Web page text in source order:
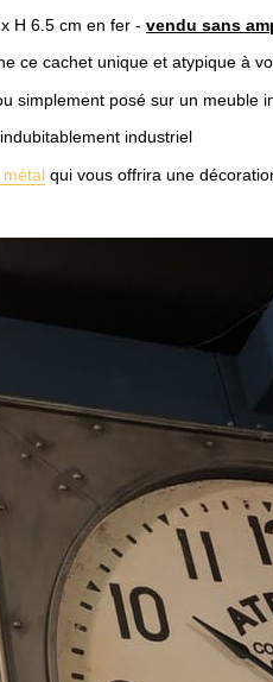
H 6.5 cm en fer - vendu sans
ce cachet unique et atypique à
simplement posé sur un meuble
industriel
qui vous offrira une